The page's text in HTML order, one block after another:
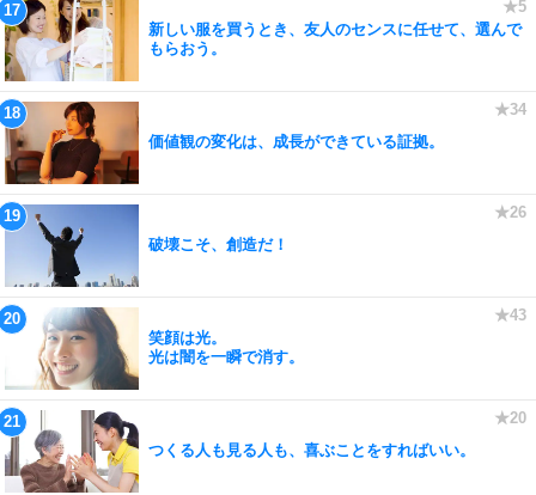
新しい服を買うとき、友人のセンスに任せて、選んで
もらおう。
価値観の変化は、成長ができている証拠。
破壊こそ、創造だ！
笑顔は光。
光は闇を一瞬で消す。
つくる人も見る人も、喜ぶことをすればいい。